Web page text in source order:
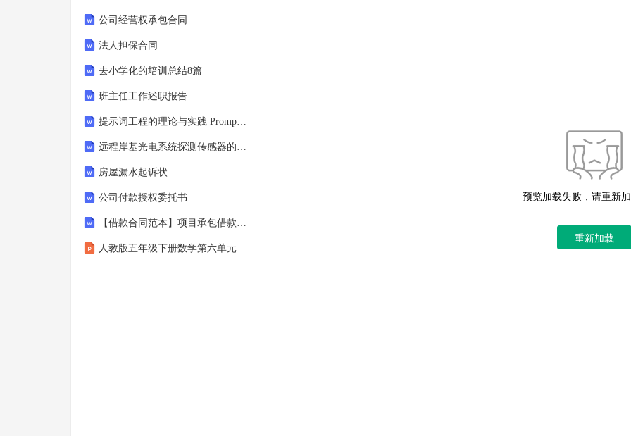
预览加载失败，请重新
重新加载
公司经营权承包合同
法人担保合同
去小学化的培训总结8篇
班主任工作述职报告
提示词工程的理论与实践 Prompt Engineering Conference陈财猫
远程岸基光电系统探测传感器的发展
房屋漏水起诉状
公司付款授权委托书
【借款合同范本】项目承包借款合同
人教版五年级下册数学第六单元《统计-众数》